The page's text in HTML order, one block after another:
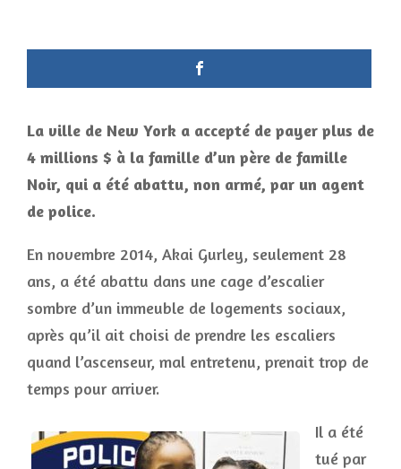
La ville de New York a accepté de payer plus de
4 millions $ à la famille d’un père de famille
Noir, qui a été abattu, non armé, par un agent
de police.
En novembre 2014, Akai Gurley, seulement 28
ans, a été abattu dans une cage d’escalier
sombre d’un immeuble de logements sociaux,
après qu’il ait choisi de prendre les escaliers
quand l’ascenseur, mal entretenu, prenait trop de
temps pour arriver.
Il a été
tué par